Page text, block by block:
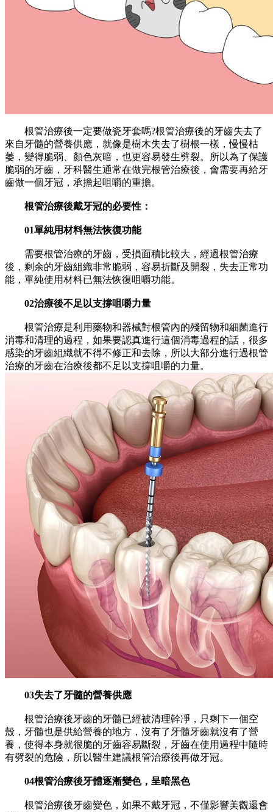
根管治療後一定要做瓷牙套嗎?根管治療後的牙齒失去了
來自牙髓的營養供應，就像是樹木失去了樹根一樣，慢慢枯
萎，變得脆弱、顏色灰暗，也更容易發生劈裂。所以為了保護
脆弱的牙齒，牙科醫生通常在做完根管治療後，會需要再給牙
齒做一個牙冠，承擔起咀嚼的重擔。
根管治療後戴牙冠的必要性：
01單純用材料無法恢復功能
需要根管治療的牙齒，受損面積比較大，經過根管治療
後，剩余的牙齒組織非常脆弱，容易折斷及開裂，失去正常功
能，單純使用材料已無法恢復咀嚼功能。
02治療後不足以支撐咀嚼力量
根管治療是利用藥物和器械對根管內的殘留物和細菌進行
消毒和清理的過程，如果要認真進行這個消毒過程的話，很多
感染的牙齒組織就不得不修正和去除，所以大部分進行過根管
治療的牙齒在治療後都不足以支撐咀嚼的力量。
03失去了牙髓的營養供應
根管治療後牙齒的牙髓已經被清理幹凈，只剩下一個空
殼，牙髓也是供給營養的地方，沒有了牙髓牙齒就沒有了營
養，使得本身就很脆的牙齒容易斷裂，牙齒在使用過程中隨時
有劈裂的危險，所以醫生建議根管治療後再做牙冠。
04根管治療後牙體逐漸變色，呈暗黑色
根管治療後牙齒變色，如果不戴牙冠，不僅影響美觀還會